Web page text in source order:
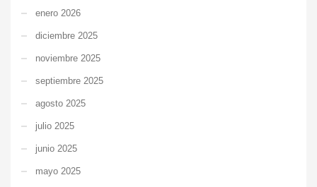
enero 2026
diciembre 2025
noviembre 2025
septiembre 2025
agosto 2025
julio 2025
junio 2025
mayo 2025